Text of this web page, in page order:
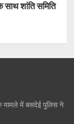
साथ शांति समिति
मामले में बसदेई पुलिस ने